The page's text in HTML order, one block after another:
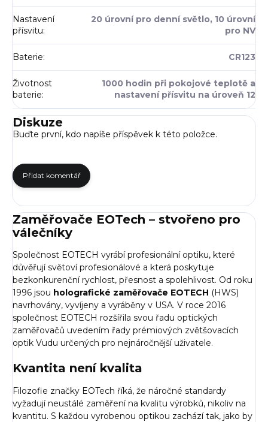
Nastavení
přísvitu:
20 úrovní pro denní světlo, 10 úrovní
pro NV
Baterie: CR123
Životnost
baterie:
1000 hodin při pokojové teplotě a
nastavení přísvitu na úroveň 12
Diskuze
Buďte první, kdo napíše příspěvek k této položce.
Přidat komentář
Zaměřovače EOTech – stvořeno pro
válečníky
Společnost EOTECH vyrábí profesionální optiku, které
důvěřují světoví profesionálové a která poskytuje
bezkonkurenční rychlost, přesnost a spolehlivost. Od roku
1996 jsou holografické zaměřovače EOTECH (HWS)
navrhovány, vyvíjeny a vyráběny v USA. V roce 2016
společnost EOTECH rozšířila svou řadu optických
zaměřovačů uvedením řady prémiových zvětšovacích
optik Vudu určených pro nejnáročnější uživatele.
Kvantita není kvalita
Filozofie značky EOTech říká, že náročné standardy
vyžadují neustálé zaměření na kvalitu výrobků, nikoliv na
kvantitu. S každou vyrobenou optikou zachází tak, jako by